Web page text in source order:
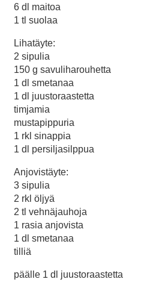
6 dl maitoa
1 tl suolaa
Lihatäyte:
2 sipulia
150 g savuliharouhetta
1 dl smetanaa
1 dl juustoraastetta
timjamia
mustapippuria
1 rkl sinappia
1 dl persiljasilppua
Anjovistäyte:
3 sipulia
2 rkl öljyä
2 tl vehnäjauhoja
1 rasia anjovista
1 dl smetanaa
tilliä
päälle 1 dl juustoraastetta